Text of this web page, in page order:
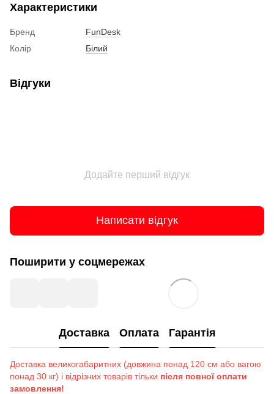
Характеристики
Бренд
FunDesk
Колір
Білий
Відгуки
Додайте перший відгук
Написати відгук
Поширити у соцмережах
Доставка Оплата Гарантія
Доставка великогабаритних (довжина понад 120 см або вагою
понад 30 кг) і відрізних товарів тільки після повної оплати
замовлення!